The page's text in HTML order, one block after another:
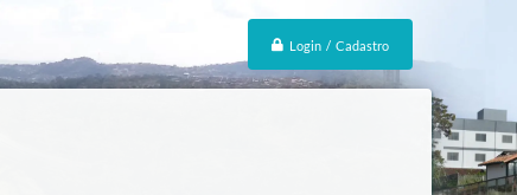
Login / Cadastro